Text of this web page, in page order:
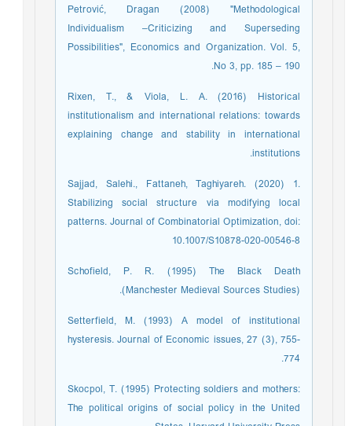
Petrović, Dragan (2008) "Methodological
Individualism –Criticizing and Superseding
Possibilities", Economics and Organization. Vol. 5,
No 3, pp. 185 – 190.
Rixen, T., & Viola, L. A. (2016) Historical
institutionalism and international relations: towards
explaining change and stability in international
institutions. ‏
Sajjad, Salehi., Fattaneh, Taghiyareh. (2020) 1.
Stabilizing social structure via modifying local
patterns. Journal of Combinatorial Optimization, doi:
10.1007/S10878-020-00546-8
Schofield, P. R. (1995) The Black Death
(Manchester Medieval Sources Studies).
Setterfield, M. (1993) A model of institutional
hysteresis. Journal of Economic issues, 27 (3), 755-
774. ‏
Skocpol, T. (1995) Protecting soldiers and mothers:
The political origins of social policy in the United